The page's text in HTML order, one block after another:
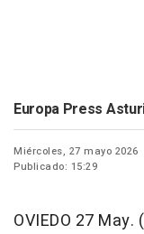
Europa Press
Miércoles, 27 mayo 2026
Publicado: 15:29
OVIEDO 27 May.